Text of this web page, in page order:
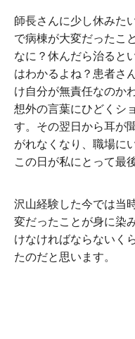
師長さんに少し休みた
で病棟が大変だったこ
なに？休んだら治ると
はわかるよね？患者さ
け自分が無責任なのか
想外の言葉にひどくシ
す。その翌日から耳が
がれなくなり、職場に
この日が私にとって最
沢山経験した今では当
変だったことが身に染
けなければならないく
たのだと思います。